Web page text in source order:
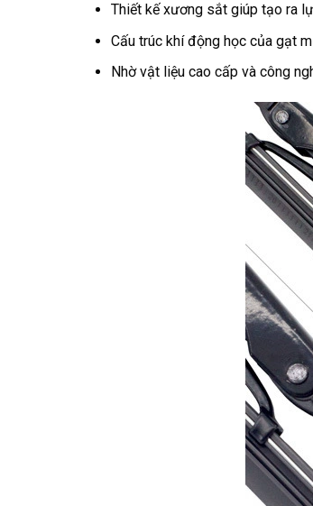
Thiết kế xương sắt giúp tạo ra
Cấu trúc khí động học của gạt
Nhờ vật liệu cao cấp và công